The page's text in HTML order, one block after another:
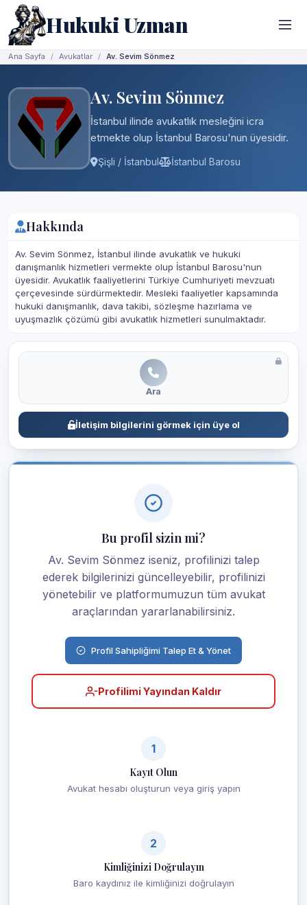
Hukuki Uzman
Ana Sayfa Avukatlar Av. Sevim Sönmez
Av. Sevim Sönmez
İstanbul ilinde avukatlık mesleğini icra
etmekte olup İstanbul Barosu'nun üyesidir.
Şişli / İstanbul İstanbul Barosu
Hakkında
Av. Sevim Sönmez, İstanbul ilinde avukatlık ve hukuki
danışmanlık hizmetleri vermekte olup İstanbul Barosu'nun
üyesidir. Avukatlık faaliyetlerini Türkiye Cumhuriyeti mevzuatı
çerçevesinde sürdürmektedir. Mesleki faaliyetler kapsamında
hukuki danışmanlık, dava takibi, sözleşme hazırlama ve
uyuşmazlık çözümü gibi avukatlık hizmetleri sunulmaktadır.
Ara
İletişim bilgilerini görmek için üye ol
Bu profil sizin mi?
Av. Sevim Sönmez iseniz, profilinizi talep
ederek bilgilerinizi güncelleyebilir, profilinizi
yönetebilir ve platformumuzun tüm avukat
araçlarından yararlanabilirsiniz.
Profil Sahipliğimi Talep Et & Yönet
Profilimi Yayından Kaldır
1
Kayıt Olun
Avukat hesabı oluşturun veya giriş yapın
2
Kimliğinizi Doğrulayın
Baro kaydınız ile kimliğinizi doğrulayın